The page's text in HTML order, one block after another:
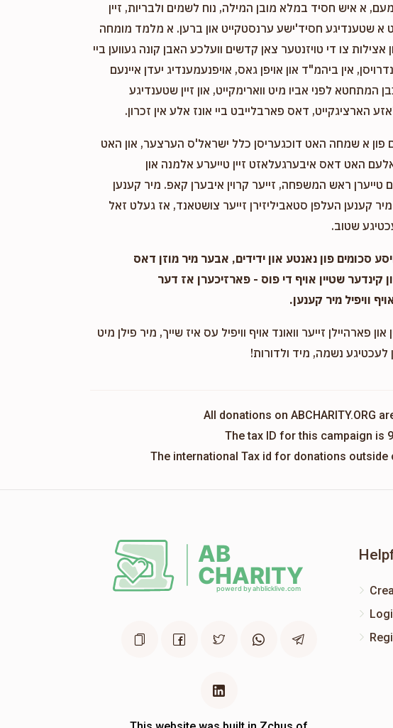
Blum חבירי הישיבה
11 months ago
גיב א שיינע נדבה פון
חבירי הישיבה
א איש חסיד במלא מובן המילה, נוח לשמים ולבריות, זיין
א שטענדיגע חסיד'ישע ערנסטקייט און ברען. א מלמד מומחה
אצילות צו די טויזנטער צאן קדשים וועלכע האבן קונה געווען ביי
אין ביהמ"ד און אויפן גאס, אויפנעמענדיג יעדן איינעם
המתחטא לפני אביו מיט ווארימקייט, און זיין שטענדיגע
הארציגקייט, דאס פארבלייבט ביי אונז אלע אין זכרון.
פון א שמחה האט דוכגעריסן כלל ישראל'ס הערצער, און האט
האט דאס איבערגעלאזט זיין טייערע אלמנה און
טייערן ראש המשפחה, זייער קרוין איבערן קאפ. מיר קענען
קענען העלפן סטאביליזירן זייער צושטאנד, אז געלט זאל
שטוב.
סכומים פון נאנטע און ידידים, אבער מיר מוזן דאס
קינדער שטיין אויף די פוס - פארזיכערן אז דער
וויפיל מיר קענען.
פארהיילן זייער וואונד אויף וויפיל עס איז שייך, מיר פילן מיט
לעכטיגע נשמה, מיד ולדורות!
All donations on ABCHARITY.ORG
The tax ID for this campaign is
The international Tax id for donations outside